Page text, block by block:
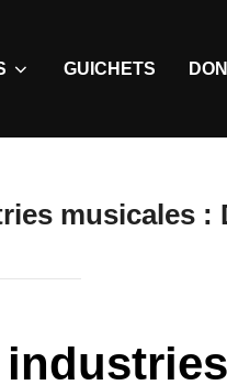
GUICHETS
musicales :